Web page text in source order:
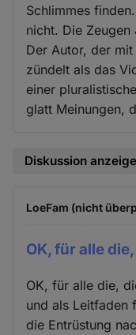
Schlimmes
nicht. Die Zeugen
Der Autor, der
zündelt als das
einer
glatt Meinungen,
Diskussion
LoeFam (nicht
OK, für alle
OK, für alle die,
und als Leitfaden
die Entrüstung